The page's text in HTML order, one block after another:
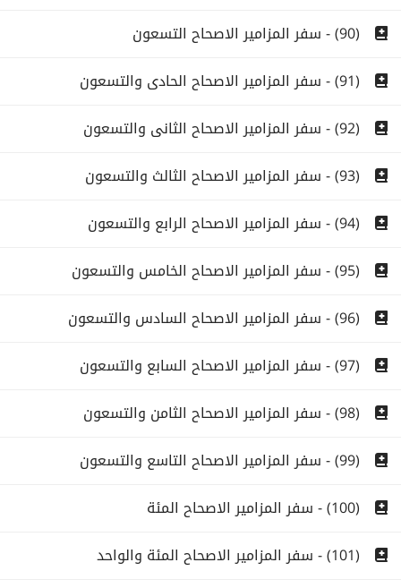
(90) - سفر المزامير الاصحاح التسعون
(91) - سفر المزامير الاصحاح الحادى والتسعون
(92) - سفر المزامير الاصحاح الثانى والتسعون
(93) - سفر المزامير الاصحاح الثالث والتسعون
(94) - سفر المزامير الاصحاح الرابع والتسعون
(95) - سفر المزامير الاصحاح الخامس والتسعون
(96) - سفر المزامير الاصحاح السادس والتسعون
(97) - سفر المزامير الاصحاح السابع والتسعون
(98) - سفر المزامير الاصحاح الثامن والتسعون
(99) - سفر المزامير الاصحاح التاسع والتسعون
(100) - سفر المزامير الاصحاح المئة
(101) - سفر المزامير الاصحاح المئة والواحد